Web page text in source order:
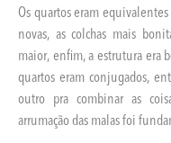
Os quartos eram
novas, as colchas mais
maior, enfim, a estrutura era
quartos eram conjugados,
outro pra combinar as
arrumação das malas foi